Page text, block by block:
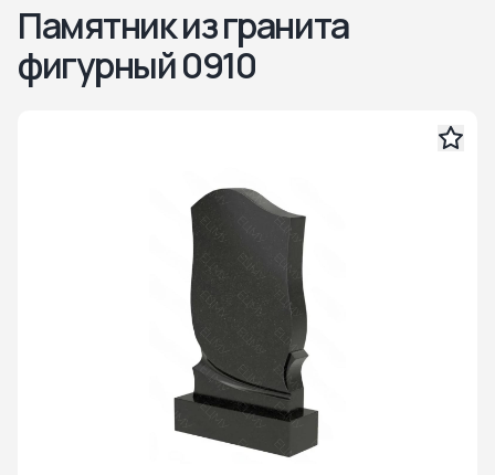
Памятник из гранита
фигурный 0910